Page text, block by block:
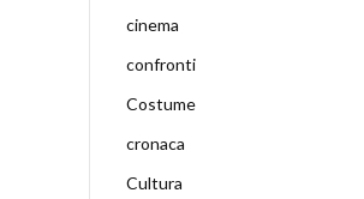
cinema
confronti
Costume
cronaca
Cultura